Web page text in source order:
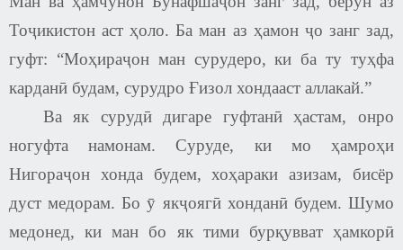
Тоҷикистон аст ҳоло. Ба ман аз ҳамон ҷо занг зад,
гуфт: “Моҳираҷон ман сурудеро, ки ба ту туҳфа
карданӣ будам, сурудро Ғизол хондааст аллакай.”
Ва як сурудӣ дигаре гуфтанӣ ҳастам, онро
ногуфта намонам. Суруде, ки мо ҳамроҳи
Нигораҷон хонда будем, хоҳараки азизам, бисёр
дуст медорам. Бо ӯ якҷоягӣ хонданӣ будем. Шумо
медонед, ки ман бо як тими бурқувват ҳамкорӣ